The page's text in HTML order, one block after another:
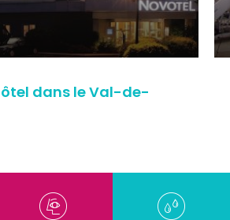
dans le Val-de-